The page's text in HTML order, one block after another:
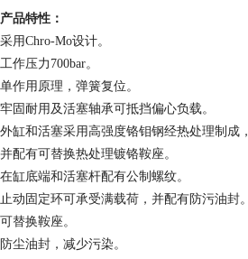
产品特性：
采用Chro-Mo设计。
工作压力700bar。
单作用原理，弹簧复位。
牢固耐用及活塞轴承可抵挡偏心负载。
外缸和活塞采用高强度铬钼钢经热处理制成，
并配有可替换热处理镀铬鞍座。
在缸底端和活塞杆配有公制螺纹。
止动固定环可承受满载荷，并配有防污油封。
可替换鞍座。
防尘油封，减少污染。